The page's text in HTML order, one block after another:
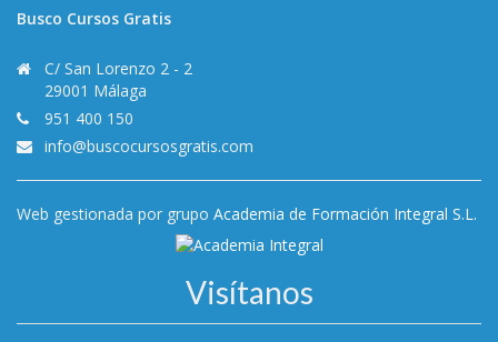
Busco Cursos Gratis
C/ San Lorenzo 2 - 2
29001 Málaga
951 400 150
info@buscocursosgratis.com
Web gestionada por grupo Academia de Formación Integral S.L.
Visítanos